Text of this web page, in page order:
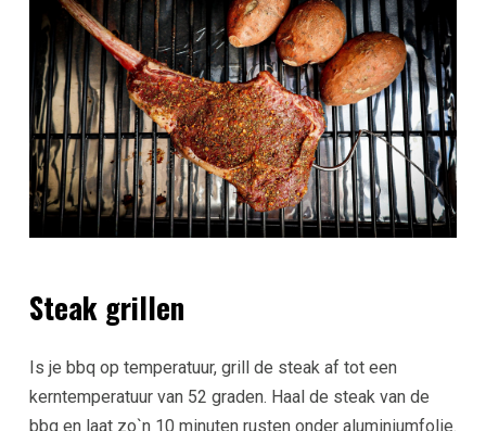
Steak grillen
Is je bbq op temperatuur, grill de steak af tot een
kerntemperatuur van 52 graden. Haal de steak van de
bbq en laat zo`n 10 minuten rusten onder aluminiumfolie.